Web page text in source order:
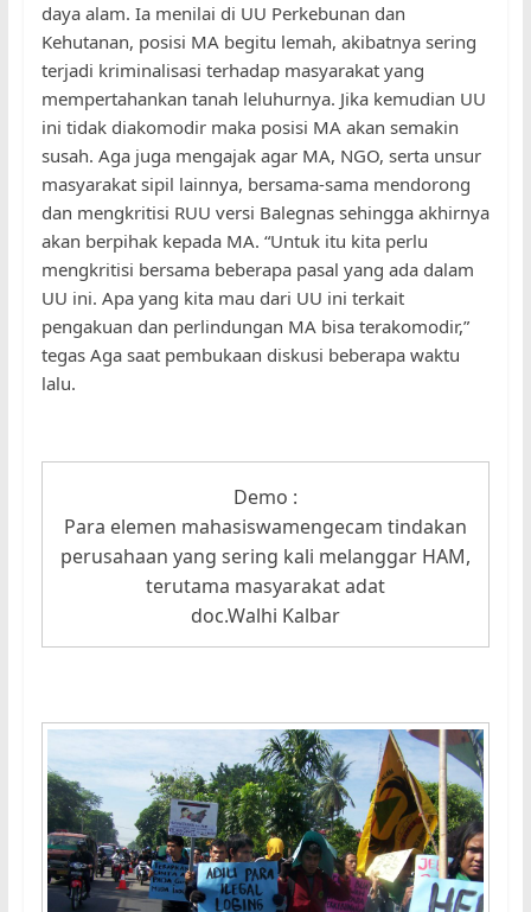
daya alam. Ia menilai di UU Perkebunan dan
Kehutanan, posisi MA begitu lemah, akibatnya sering
terjadi kriminalisasi terhadap masyarakat yang
mempertahankan tanah leluhurnya. Jika kemudian UU
ini tidak diakomodir maka posisi MA akan semakin
susah. Aga juga mengajak agar MA, NGO, serta unsur
masyarakat sipil lainnya, bersama-sama mendorong
dan mengkritisi RUU versi Balegnas sehingga akhirnya
akan berpihak kepada MA. “Untuk itu kita perlu
mengkritisi bersama beberapa pasal yang ada dalam
UU ini. Apa yang kita mau dari UU ini terkait
pengakuan dan perlindungan MA bisa terakomodir,”
tegas Aga saat pembukaan diskusi beberapa waktu
lalu.
Demo :
Para elemen mahasiswamengecam tindakan
perusahaan yang sering kali melanggar HAM,
terutama masyarakat adat
doc.Walhi Kalbar